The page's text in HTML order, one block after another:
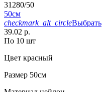
31280/50
50см
checkmark_alt_circleВыбрать
39.02 р.
По 10 шт
Цвет красный
Размер 50см